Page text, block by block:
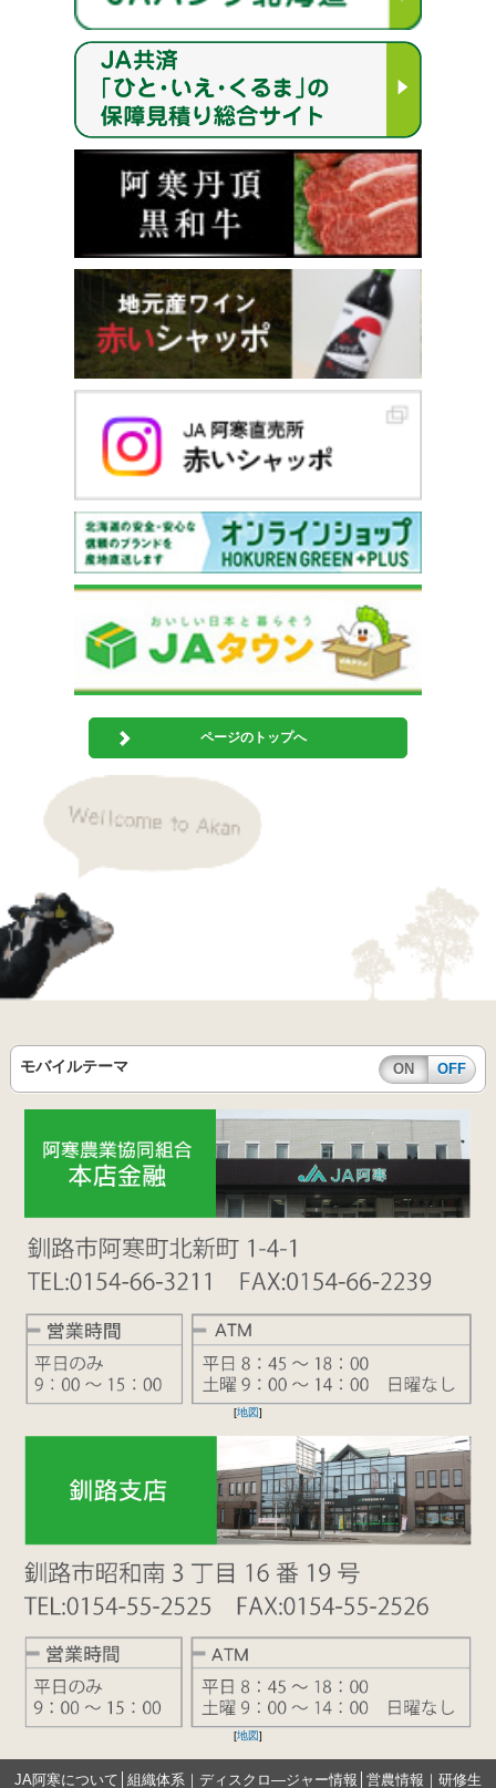
ページのトップへ
モバイルテーマ ON OFF
[地図]
[地図]
JA阿寒について 組織体系 ｜ ディスクロ―ジャー情報 営農情報 ｜ 研修生